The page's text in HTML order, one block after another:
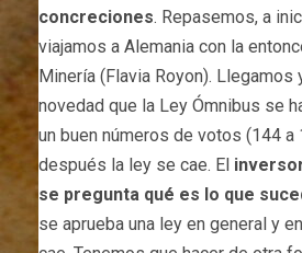
concreciones. Repasemos, a
viajamos a Alemania con la
Minería (Flavia Royon). Llegamos
novedad que la Ley Ómnibus se
un buen números de votos (144
después la ley se cae. El
se pregunta qué es lo que
se aprueba una ley en general y